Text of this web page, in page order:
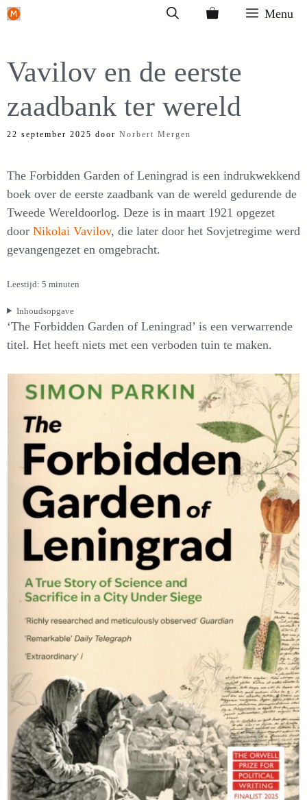
Ga
inhoud
Menu
Vavilov en de eerste
zaadbank ter wereld
22 september 2025 door Norbert Mergen
The Forbidden Garden of Leningrad is een indrukwekkend
boek over de eerste zaadbank van de wereld gedurende de
Tweede Wereldoorlog. Deze is in maart 1921 opgezet
door Nikolai Vavilov, die later door het Sovjetregime werd
gevangengezet en omgebracht.
Leestijd: 5 minuten
Inhoudsopgave
‘The Forbidden Garden of Leningrad’ is een verwarrende
titel. Het heeft niets met een verboden tuin te maken.